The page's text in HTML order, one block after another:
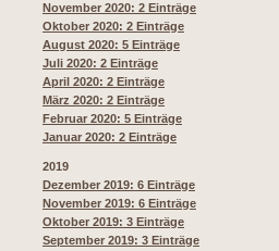
November 2020: 2 Einträge
Oktober 2020: 2 Einträge
August 2020: 5 Einträge
Juli 2020: 2 Einträge
April 2020: 2 Einträge
März 2020: 2 Einträge
Februar 2020: 5 Einträge
Januar 2020: 2 Einträge
2019
Dezember 2019: 6 Einträge
November 2019: 6 Einträge
Oktober 2019: 3 Einträge
September 2019: 3 Einträge